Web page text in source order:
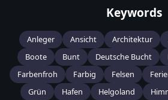
Keywords
Anleger Ansicht Architektur
Boote
Bunt Deutsche Bucht
Farbenfroh
Farbig Felsen
Grün
Hafen Helgoland